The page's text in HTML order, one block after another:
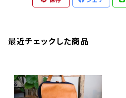
最近チェックした商品